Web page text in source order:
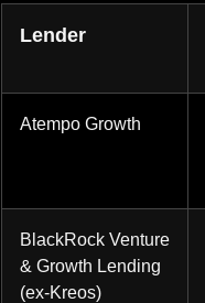
Lender
Atempo Growth
BlackRock Venture
& Growth Lending
(ex-Kreos)